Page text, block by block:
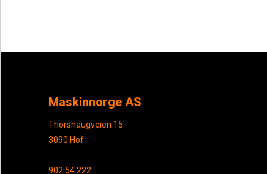
Maskinnorge AS
Thorshaugveien 15
3090 Hof
902 54 222